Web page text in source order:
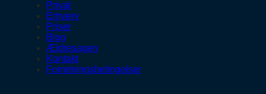
Privat
Erhverv
Priser
Blog
Ældresagen
Kontakt
Forretningsbetingelser